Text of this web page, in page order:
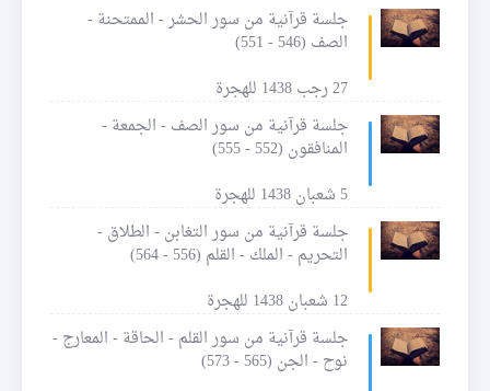
جلسة قرآنية من سور الحشر - الممتحنة -
الصف (546 - 551)
27 رجب 1438 للهجرة
جلسة قرآنية من سور الصف - الجمعة -
المنافقون (552 - 555)
5 شعبان 1438 للهجرة
جلسة قرآنية من سور التغابن - الطلاق -
التحريم - الملك - القلم (556 - 564)
12 شعبان 1438 للهجرة
جلسة قرآنية من سور القلم - الحاقة - المعارج -
نوح - الجن (565 - 573)